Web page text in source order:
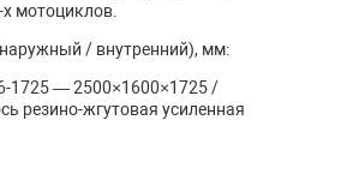
мотоциклов.
/ внутренний), мм:
1725 — 2500×1600×1725 /
резино-жгутовая усиленная